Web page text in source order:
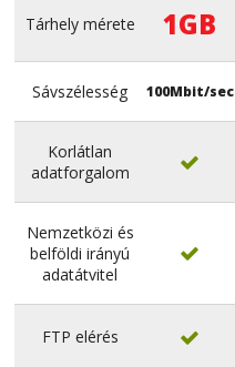
Tárhely mérete 1GB
Sávszélesség 100Mbit/sec
Korlátlan
adatforgalom

Nemzetközi és
belföldi irányú
adatátvitel

FTP elérés 